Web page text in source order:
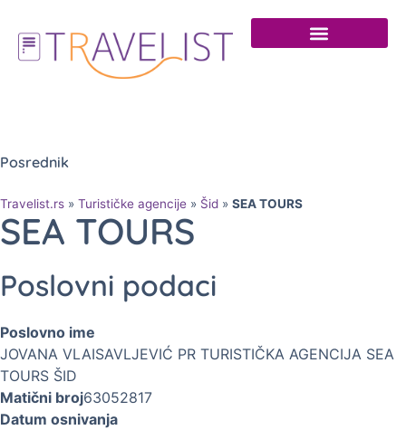
Posrednik
Travelist.rs » Turističke agencije » Šid » SEA TOURS
SEA TOURS
Poslovni podaci
Poslovno ime
JOVANA VLAISAVLJEVIĆ PR TURISTIČKA AGENCIJA SEA
TOURS ŠID
Matični broj63052817
Datum osnivanja